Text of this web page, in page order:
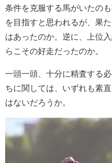
条件を克服する馬がいたの
を目指すと思われるが、果
はあったのか。逆に、上位
らこその好走だったのか。
一頭一頭、十分に精査する
ちに関しては、いずれも素
はないだろうか。